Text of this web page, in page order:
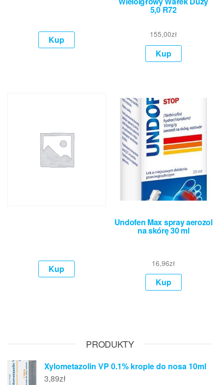
Kup
5,0 R72
155,00zł
Kup
Kup
Undofen Max spray aerozol
na skórę 30 ml
16,96zł
Kup
PRODUKTY
Xylometazolin VP 0.1% krople do nosa 10ml
3,89zł